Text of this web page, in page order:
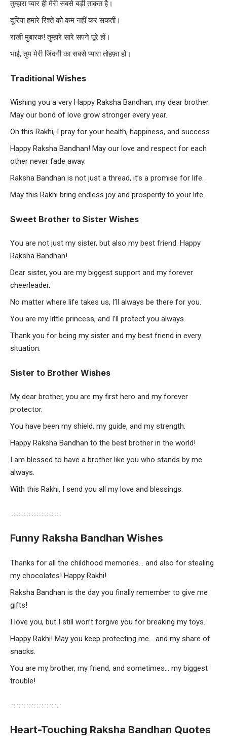
तुम्हारा प्यार ही मेरी सबसे बड़ी ताकत है।
दूरियां हमारे रिश्ते को कम नहीं कर सकतीं।
राखी मुबारक! तुम्हारे सारे सपने पूरे हों।
भाई, तुम मेरी जिंदगी का सबसे प्यारा तोहफ़ा हो।
Traditional Wishes
Wishing you a very Happy Raksha Bandhan, my dear brother.
May our bond of love grow stronger every year.
On this Rakhi, I pray for your health, happiness, and success.
Happy Raksha Bandhan! May our love and respect for each
other never fade away.
Raksha Bandhan is not just a thread, it’s a promise for life.
May this Rakhi bring endless joy and prosperity to your life.
Sweet Brother to Sister Wishes
You are not just my sister, but also my best friend. Happy
Raksha Bandhan!
Dear sister, you are my biggest support and my forever
cheerleader.
No matter where life takes us, I’ll always be there for you.
You are my little princess, and I’ll protect you always.
Thank you for being my sister and my best friend in every
situation.
Sister to Brother Wishes
My dear brother, you are my first hero and my forever
protector.
You have been my shield, my guide, and my strength.
Happy Raksha Bandhan to the best brother in the world!
I am blessed to have a brother like you who stands by me
always.
With this Rakhi, I send you all my love and blessings.
Funny Raksha Bandhan Wishes
Thanks for all the childhood memories… and also for stealing
my chocolates! Happy Rakhi!
Raksha Bandhan is the day you finally remember to give me
gifts!
I love you, but I still won’t forgive you for breaking my toys.
Happy Rakhi! May you keep protecting me… and my share of
snacks.
You are my brother, my friend, and sometimes… my biggest
trouble!
Heart-Touching Raksha Bandhan Quotes